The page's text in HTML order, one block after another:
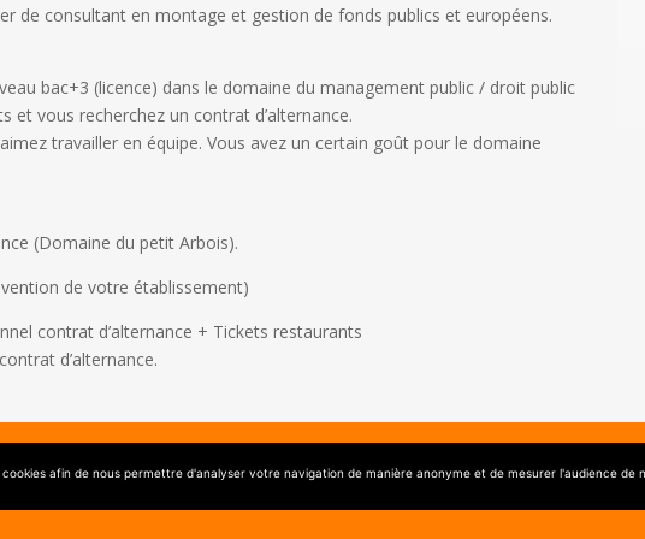
de consultant en montage et gestion de fonds publics et européens.
bac+3 (licence) dans le domaine du management public / droit public
vous recherchez un contrat d’alternance.
travailler en équipe. Vous avez un certain goût pour le domaine
(Domaine du petit Arbois).
de votre établissement)
contrat d’alternance + Tickets restaurants
d’alternance.
afin de nous permettre d'analyser votre navigation de manière anonyme et de mesurer l'audience de